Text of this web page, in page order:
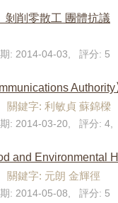
剝削零散工 團體抗議
: 2014-04-03, 評分: 5
鍵字: 利敏貞 蘇錦樑
: 2014-03-20, 評分:
and Environmental
鍵字: 元朗 金輝徑
: 2014-05-08, 評分: 5